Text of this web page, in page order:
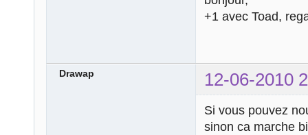
+1 avec Toad,
Drawap 12-06-2010
Si vous pouvez
sinon ca marche